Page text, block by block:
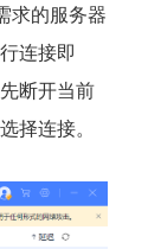
求的服务器
连接即
断开当前
择连接。